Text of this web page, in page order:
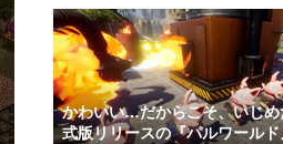
かわいい…だからこそ、いじめ
式版リリースの『パルワール